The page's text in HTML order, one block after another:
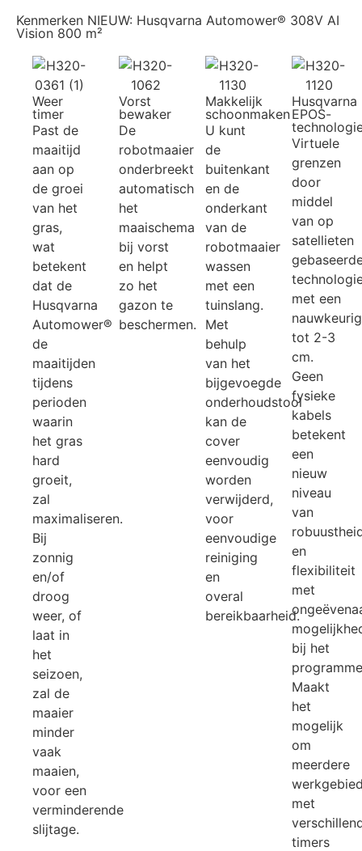
Kenmerken NIEUW: Husqvarna Automower® 308V AI
Vision 800 m²
Weer
timer
Past de
maaitijd
aan op
de groei
van het
gras,
wat
betekent
dat de
Husqvarna
Automower®
de
maaitijden
tijdens
perioden
waarin
het gras
hard
groeit,
zal
maximaliseren.
Bij
zonnig
en/of
droog
weer, of
laat in
het
seizoen,
zal de
maaier
minder
vaak
maaien,
voor een
verminderende
slijtage.
Vorst
bewaker
De
robotmaaier
onderbreekt
automatisch
het
maaischema
bij vorst
en helpt
zo het
gazon te
beschermen.
Makkelijk
schoonmaken
U kunt
de
buitenkant
en de
onderkant
van de
robotmaaier
wassen
met een
tuinslang.
Met
behulp
van het
bijgevoegde
onderhoudstool
kan de
cover
eenvoudig
worden
verwijderd,
voor
eenvoudige
reiniging
en
overal
bereikbaarheid.
Husqvarna
EPOS-
Virtuele
grenzen
door
middel
van op
satellieten
met een
tot 2-3
cm.
Geen
fysieke
kabels
betekent
een
nieuw
niveau
van
en
flexibiliteit
met
bij het
Maakt
het
mogelijk
om
meerdere
met
timers